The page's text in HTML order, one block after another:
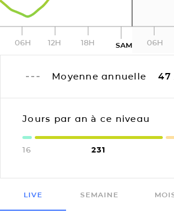
06H 12H 18H SAM 06H
Moyenne annuelle 47
Jours par an à ce niveau
16 231
LIVE SEMAINE